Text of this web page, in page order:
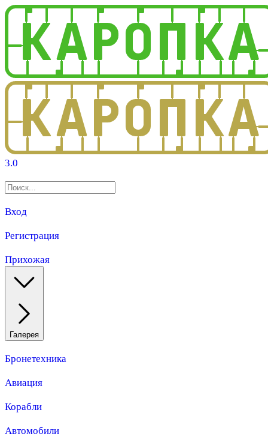
3.0
Вход
Регистрация
Прихожая
Галерея
Бронетехника
Авиация
Корабли
Автомобили